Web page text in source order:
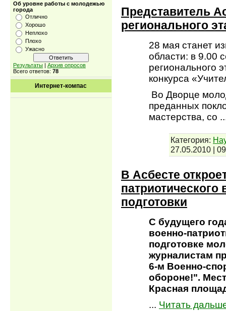
Об уровне работы с молодежью
города
Отлично
Хорошо
Неплохо
Плохо
Ужасно
Результаты | Архив опросов
Всего ответов: 78
Интернет-компас
Представитель
регионального
28 мая станет
области: в 9.00
регионального
конкурса
Во Дворце
преданных
мастерства, со
Категория:
27.05.2010 |
В Асбесте
подготовки
С будущего
военно-
подготовке
журналистам
6-м Военно-
обороне!".
Красная
... Читать